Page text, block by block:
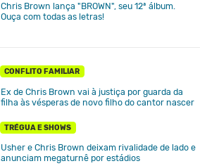
Chris Brown lança "BROWN", seu 12ª álbum.
Ouça com todas as letras!
CONFLITO FAMILIAR
Ex de Chris Brown vai à justiça por guarda da
filha às vésperas de novo filho do cantor nascer
TRÉGUA E SHOWS
Usher e Chris Brown deixam rivalidade de lado e
anunciam megaturnê por estádios